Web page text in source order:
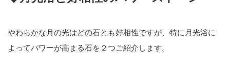
やわらかな月の光はどの石とも好相性ですが、特に月光浴に
よってパワーが高まる石を２つご紹介します。